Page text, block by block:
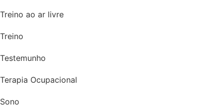
Treino ao ar livre
Treino
Testemunho
Terapia Ocupacional
Sono